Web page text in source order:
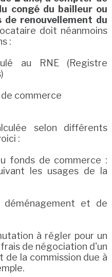
congé du bailleur ou
renouvellement du
doit néanmoins
:
au RNE (Registre
commerce
selon différents
:
fonds de commerce :
les usages de la
et de
à régler pour un
de négociation d'un
de la commission due à